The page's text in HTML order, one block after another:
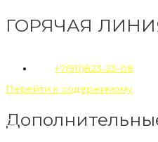
ГОРЯЧАЯ
+7(911)823-23-08
Перейти к содержимому